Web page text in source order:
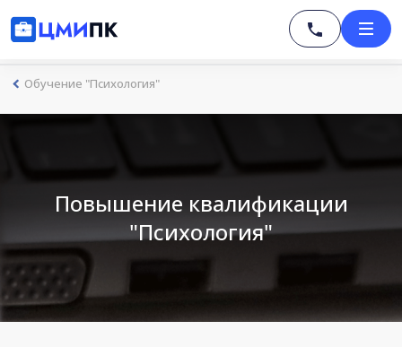
Обучение "Психология"
Повышение квалификации
"Психология"